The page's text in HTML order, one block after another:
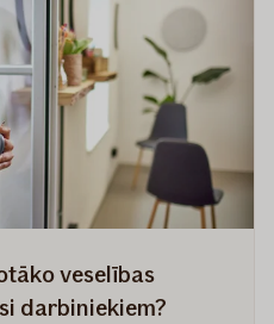
veselības
darbiniekiem?